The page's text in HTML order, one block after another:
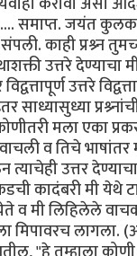
समाप्त. जयंत
काही प्रश्र्न
उत्तरे देण्याचा
उत्तरे
साध्यासुध्या
मला एका
व तिचे
उत्तर
कादंबरी मी येथे
व मी लिहिलेले
मिपावरच लागला.